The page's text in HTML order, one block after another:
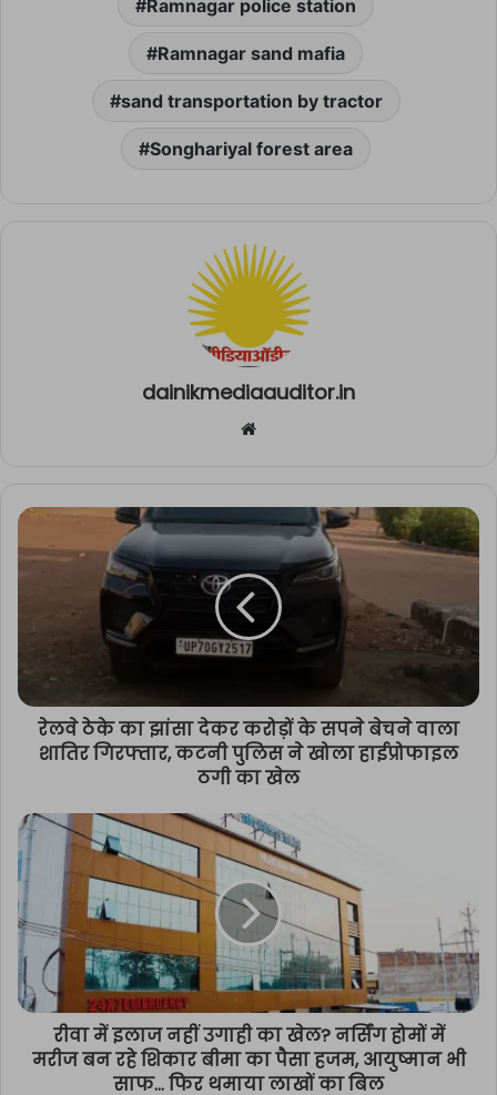
Ramnagar police station
Ramnagar sand mafia
sand transportation by tractor
Songhariyal forest area
dainikmediaauditor.in
Website
रेलवे ठेके का झांसा देकर करोड़ों के सपने बेचने वाला
शातिर गिरफ्तार, कटनी पुलिस ने खोला हाईप्रोफाइल
ठगी का खेल
रीवा में इलाज नहीं उगाही का खेल? नर्सिंग होमों में
मरीज बन रहे शिकार बीमा का पैसा हजम, आयुष्मान भी
साफ… फिर थमाया लाखों का बिल